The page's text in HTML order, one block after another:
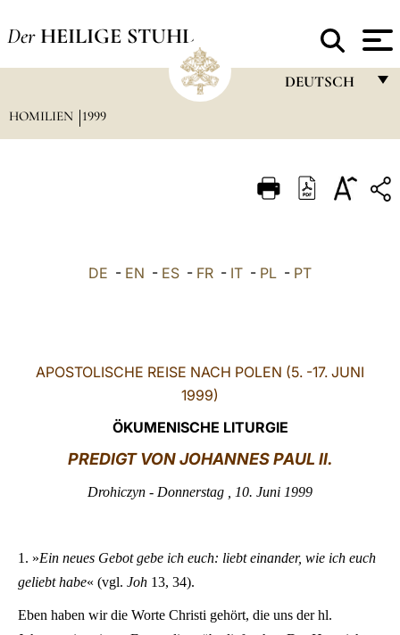
Der HEILIGE STUHL
DEUTSCH
ITALIANO
LATINE
HOMILIEN 1999
DE - EN - ES - FR - IT - PL - PT
APOSTOLISCHE REISE NACH POLEN (5. -17. JUNI
1999)
ÖKUMENISCHE LITURGIE
PREDIGT VON JOHANNES PAUL II.
Drohiczyn - Donnerstag , 10. Juni 1999
1. »Ein neues Gebot gebe ich euch: liebt einander, wie ich euch
geliebt habe« (vgl. Joh 13, 34).
Eben haben wir die Worte Christi gehört, die uns der hl.